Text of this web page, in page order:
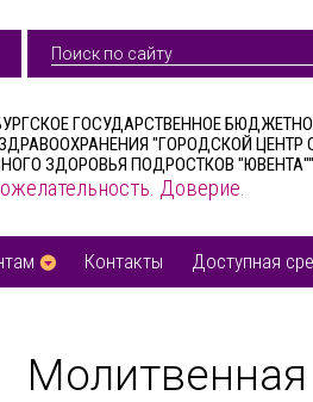
ГОСУДАРСТВЕННОЕ
"ГОРОДСКОЙ ЦЕНТР
ЗДОРОВЬЯ ПОДРОСТКОВ "ЮВЕНТА""
Доверие.
Контакты Доступная